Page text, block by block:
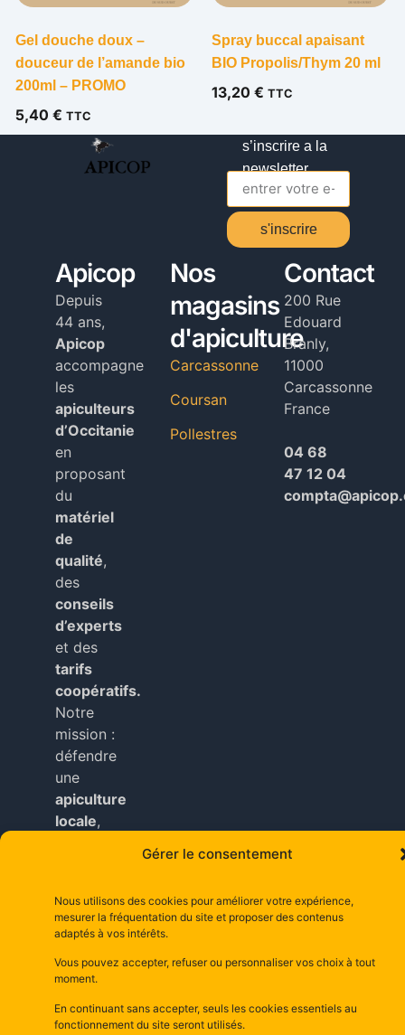
Gérer le consentement
Nous utilisons des cookies pour améliorer votre expérience,
mesurer la fréquentation du site et proposer des contenus
adaptés à vos intérêts.
Vous pouvez accepter, refuser ou personnaliser vos choix à tout
moment.
En continuant sans accepter, seuls les cookies essentiels au
fonctionnement du site seront utilisés.
Gel douche doux –
douceur de l’amande bio
200ml – PROMO
5,40 € TTC
Spray buccal apaisant
BIO Propolis/Thym 20 ml
13,20 € TTC
s’inscrire a la
newsletter
s'inscrire
Alternative:
Apicop
Depuis
44 ans,
Apicop
accompagne
les
apiculteurs
d’Occitanie
en
proposant
du
matériel
de
qualité,
des
conseils
d’experts
et des
tarifs
coopératifs.
Notre
mission :
défendre
une
apiculture
locale,
à tous
nos
Nos
magasins
d'apiculture
Carcassonne
Coursan
Pollestres
Contact
200 Rue
Edouard
Branly,
11000
Carcassonne
France
04 68
47 12 04
depuis 1981–Mentions Légales